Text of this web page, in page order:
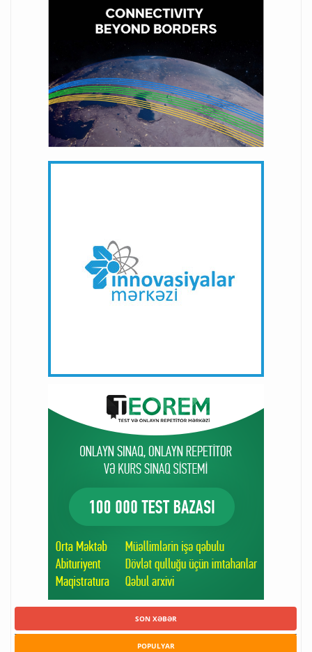
SON XƏBƏR
POPULYAR